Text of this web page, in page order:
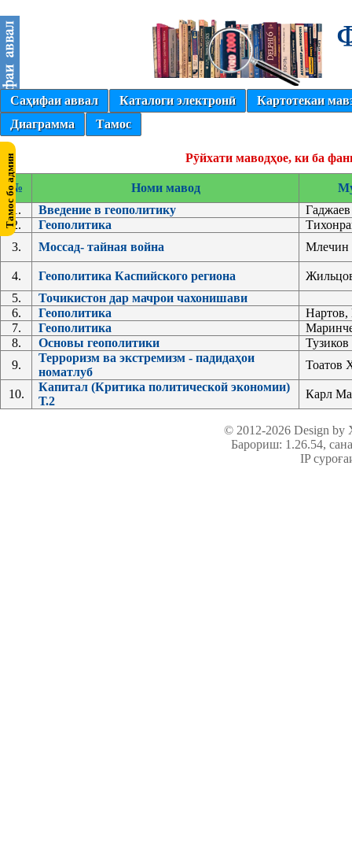
Саҳифаи аввал Каталоги электронӣ
Картотекаи
Диаграмма
Тамос
Рӯйхати маводҳое, ки ба
№ Номи мавод
1.
Введение в геополитику
2.
Геополитика
3.
Моссад- тайная война Млечин
4. Геополитика Каспийского региона
5.
Точикистон дар мачрои чахонишави
6.
Геополитика
7.
Геополитика
8.
Основы геополитики
9.
Терроризм ва экстремизм - падидаҳои
номатлуб
Тоатов
10.
Капитал (Критика политической экономии)
Т.2
Карл
© 2012-2026 Design
Барориш: 1.26.54,
IP